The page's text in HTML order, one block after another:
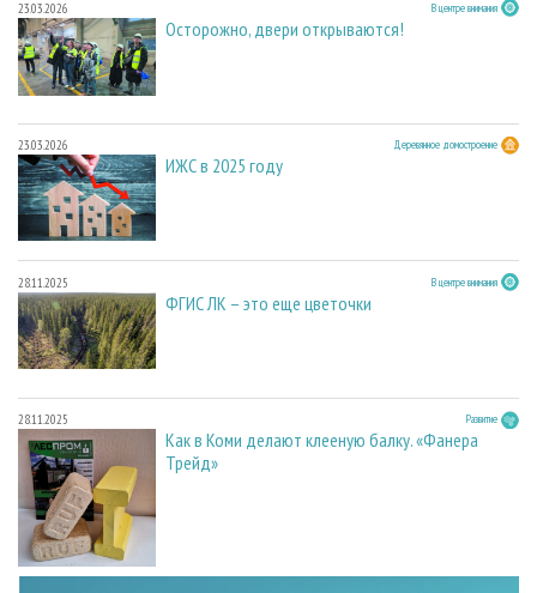
23.03.2026 В центре внимания
Осторожно, двери открываются!
23.03.2026 Деревянное домостроение
ИЖС в 2025 году
28.11.2025 В центре внимания
ФГИС ЛК – это еще цветочки
28.11.2025 Развитие
Как в Коми делают клееную балку. «Фанера
Трейд»